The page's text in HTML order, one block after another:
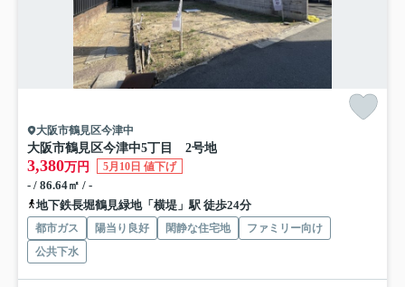
大阪市鶴見区今津中
大阪市鶴見区今津中5丁目 2号地
3,380万円 5月10日 値下げ
- / 86.64㎡ / -
地下鉄長堀鶴見緑地「横堤」駅 徒歩24分
都市ガス 陽当り良好 閑静な住宅地
ファミリー向け
公共下水